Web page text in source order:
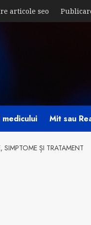
articole seo
Mit sau
ȘI TRATAMENT